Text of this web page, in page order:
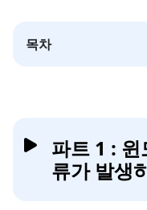
목차
파트 1 :
류가 발생